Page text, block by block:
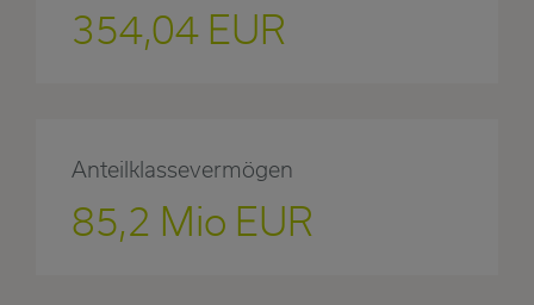
354,04 EUR
Anteilklassevermögen
85,2 Mio EUR